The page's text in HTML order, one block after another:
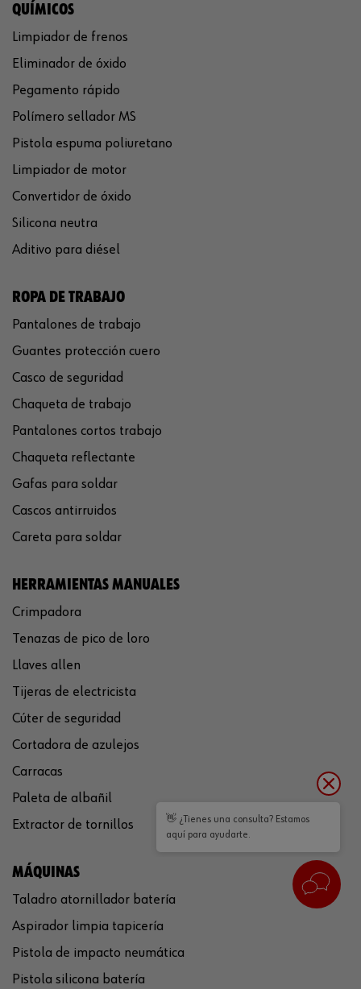
QUÍMICOS
Limpiador de frenos
Eliminador de óxido
Pegamento rápido
Polímero sellador MS
Pistola espuma poliuretano
Limpiador de motor
Convertidor de óxido
Silicona neutra
Aditivo para diésel
ROPA DE TRABAJO
Pantalones de trabajo
Guantes protección cuero
Casco de seguridad
Chaqueta de trabajo
Pantalones cortos trabajo
Chaqueta reflectante
Gafas para soldar
Cascos antirruidos
Careta para soldar
HERRAMIENTAS MANUALES
Crimpadora
Tenazas de pico de loro
Llaves allen
Tijeras de electricista
Cúter de seguridad
Cortadora de azulejos
Carracas
Paleta de albañil
Extractor de tornillos
MÁQUINAS
Taladro atornillador batería
Aspirador limpia tapicería
Pistola de impacto neumática
Pistola silicona batería
👋 ¿Tienes una consulta? Estamos
aquí para ayudarte.